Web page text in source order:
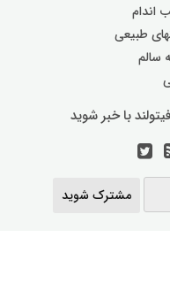
اندام
طبیعی
سالم
با خبر شوید
مشترک شوید